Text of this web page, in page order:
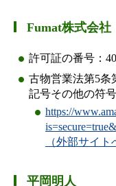
Fumat株式会社
許可証の番号：
古物営業法第5条
記号その他の符
https://
（外部サイト
平岡明人